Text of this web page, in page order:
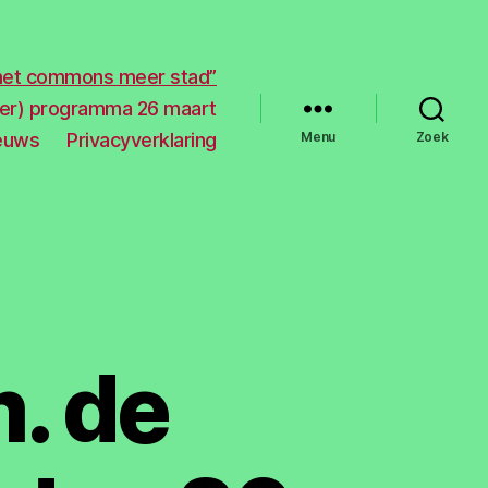
commons meer stad”
programma 26 maart
Privacyverklaring Menu Zoek
de